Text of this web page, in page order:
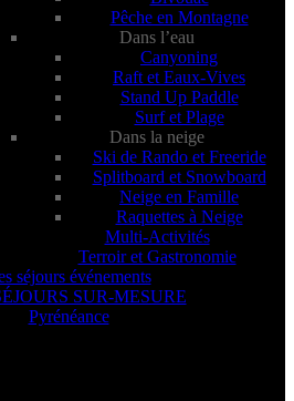
Pêche en Montagne
Dans l’eau
Canyoning
Raft et Eaux-Vives
Stand Up Paddle
Surf et Plage
Dans la neige
Ski de Rando et Freeride
Splitboard et Snowboard
Neige en Famille
Raquettes à Neige
Multi-Activités
Terroir et Gastronomie
séjours événements
SUR-MESURE
Pyrénéance